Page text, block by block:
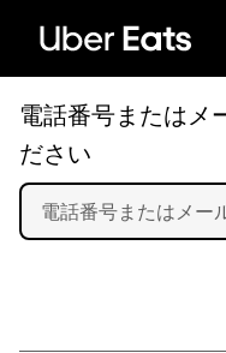
電話番号またはメ
ださい